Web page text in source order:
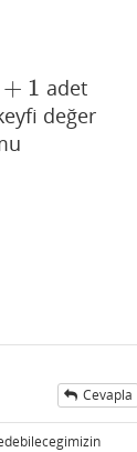
+ 1
1
adet
değer
Cevapla